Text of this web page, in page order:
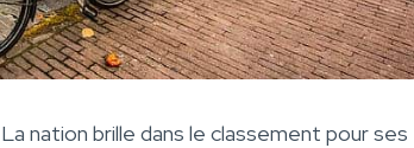
nation brille dans le classement pour ses